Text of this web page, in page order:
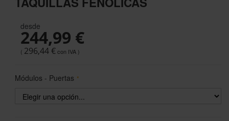
images
gallery
desde
244,99 €
296,44 €
Módulos - Puertas